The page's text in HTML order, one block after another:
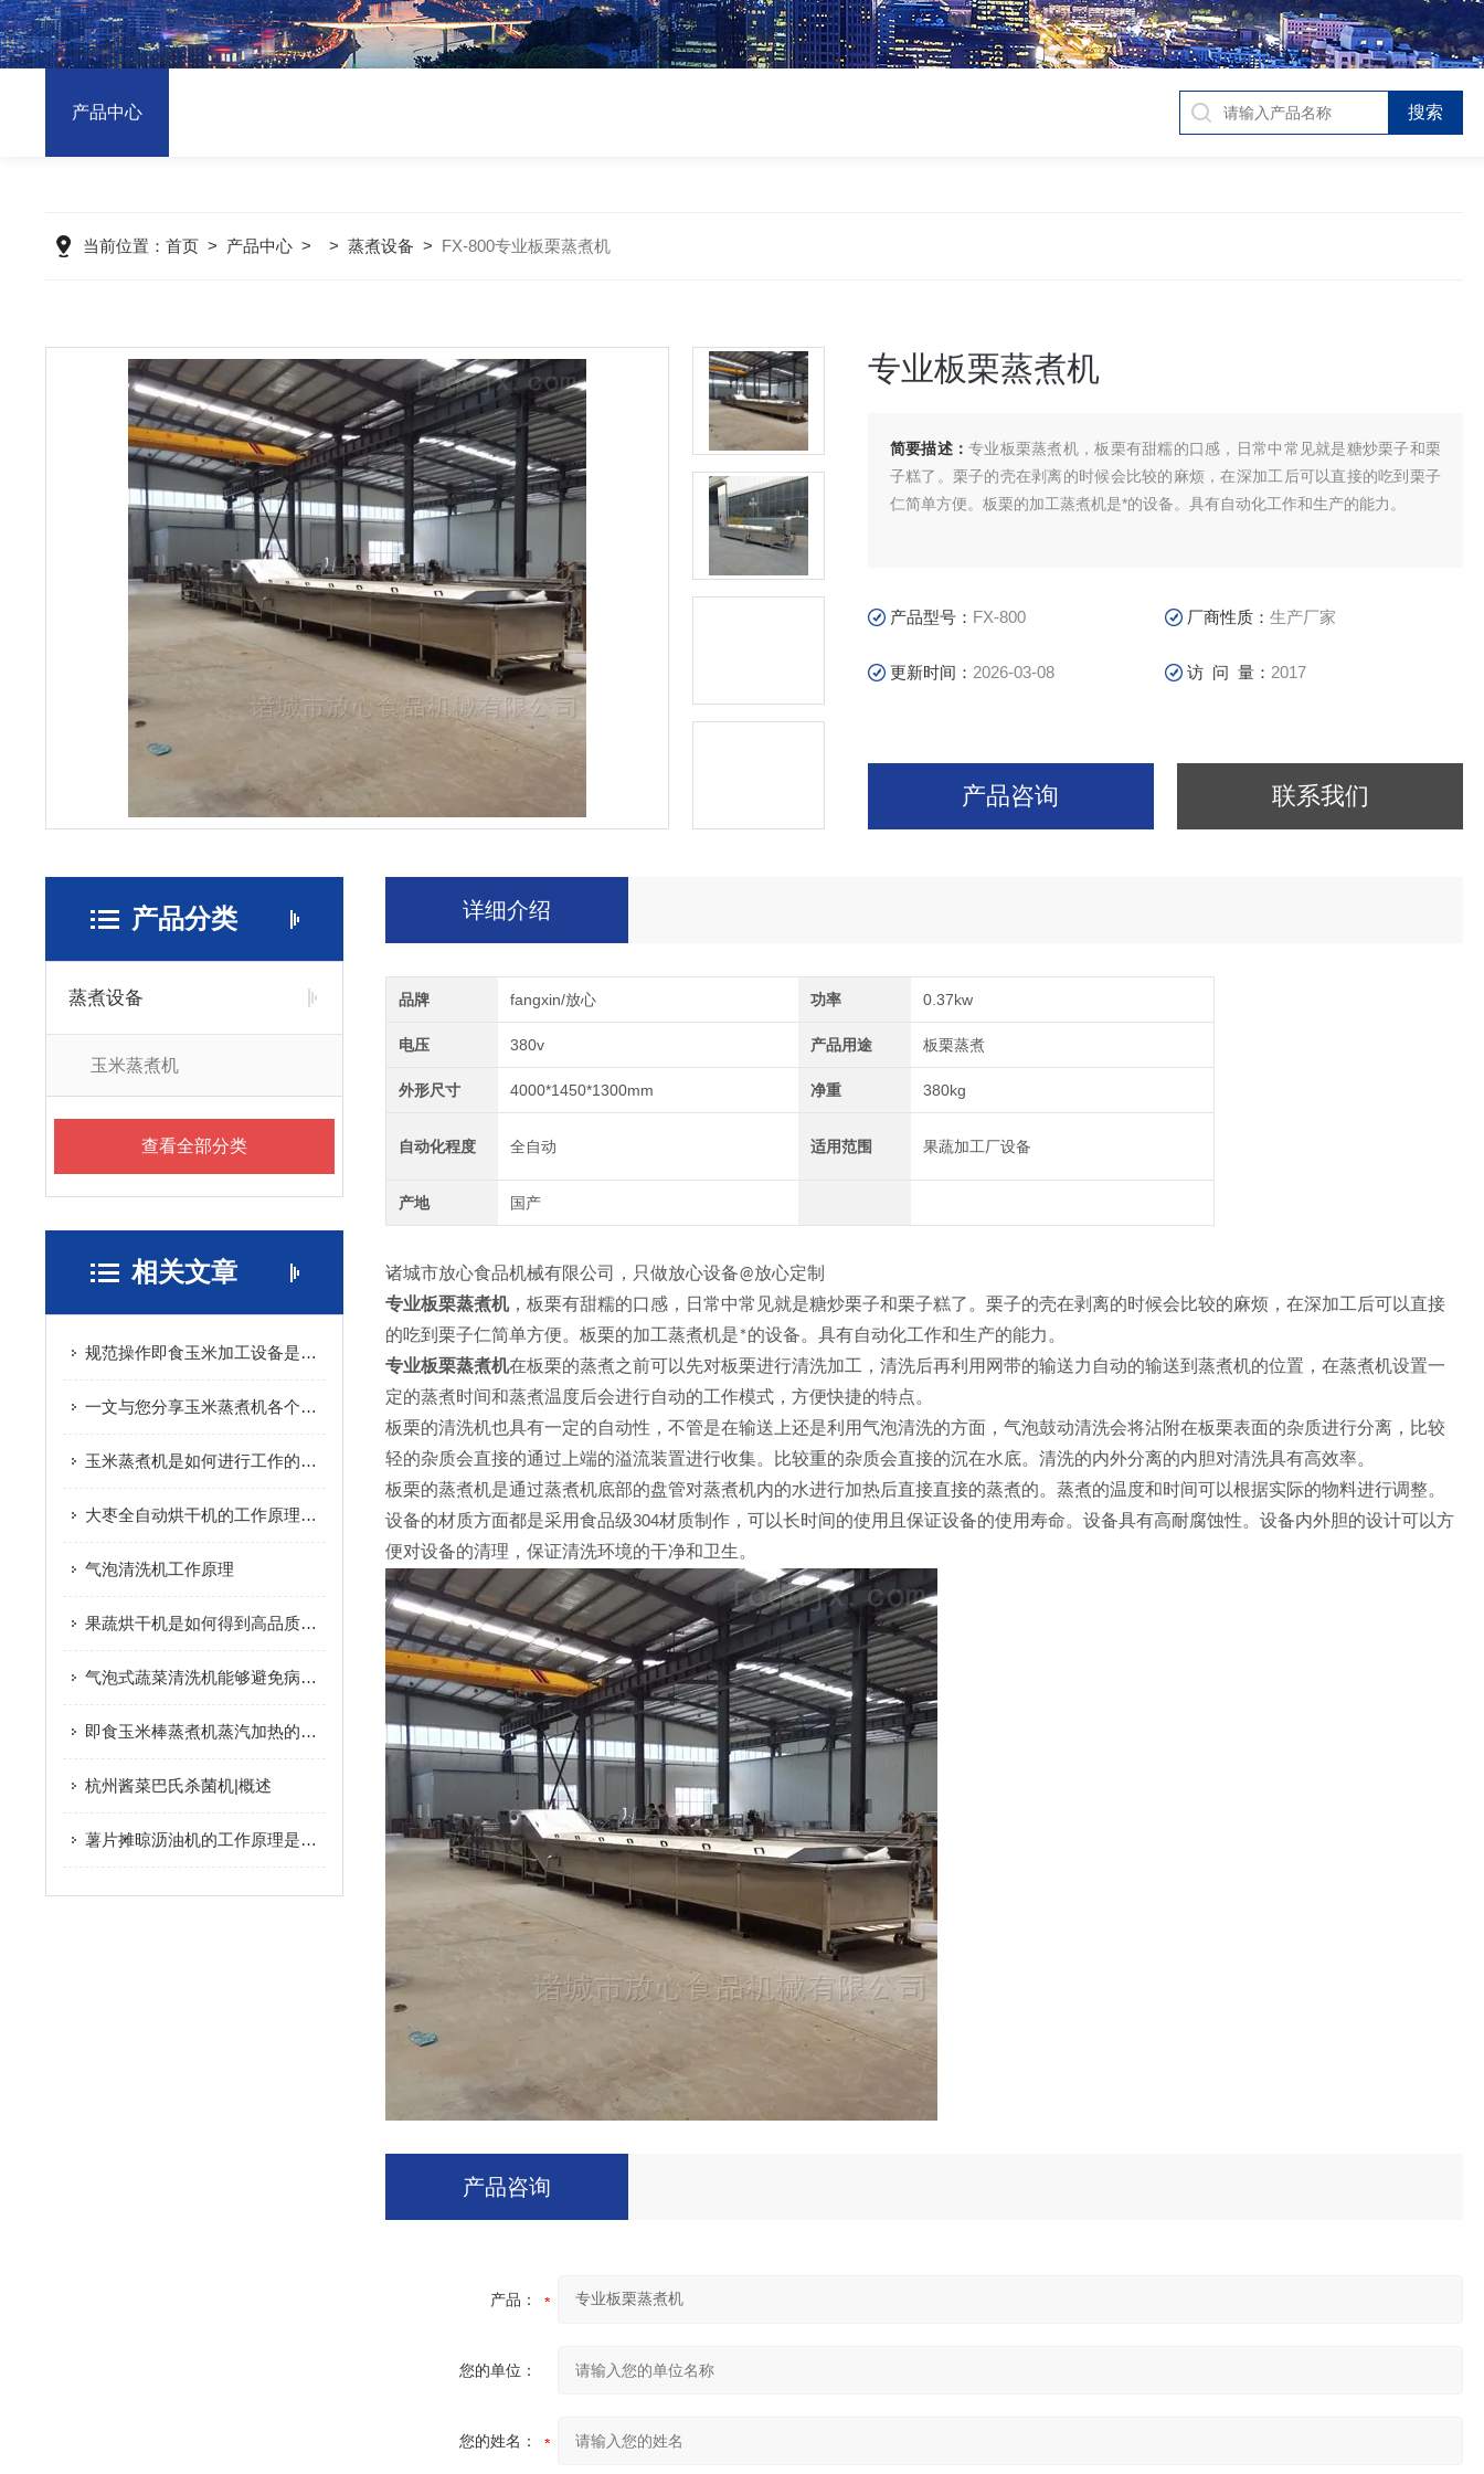
产品中心
当前位置： 首页> 产品中心> > 蒸煮设备 > FX-800专业板栗蒸煮机
专业板栗蒸煮机
简要描述：专业板栗蒸煮机，板栗有甜糯的口感，日常中常见就是糖炒栗子和栗
子糕了。栗子的壳在剥离的时候会比较的麻烦，在深加工后可以直接的吃到栗子
仁简单方便。板栗的加工蒸煮机是*的设备。具有自动化工作和生产的能力。
产品型号： FX-800 厂商性质：生产厂家
更新时间： 2026-03-08 访 问 量： 2017
产品咨询 联系我们
产品分类
蒸煮设备
玉米蒸煮机
查看全部分类
相关文章
规范操作即食玉米加工设备是保障产品加工质量与生产效率的关键
一文与您分享玉米蒸煮机各个组成部件所起到的作用
玉米蒸煮机是如何进行工作的您知道吗？
大枣全自动烘干机的工作原理及优点您了解吗？
气泡清洗机工作原理
果蔬烘干机是如何得到高品质脱水果蔬的呢？进来看
气泡式蔬菜清洗机能够避免病从口入
即食玉米棒蒸煮机蒸汽加热的方式是怎样的？
杭州酱菜巴氏杀菌机|概述
薯片摊晾沥油机的工作原理是什么
详细介绍
品牌 fangxin/放心 功率 0.37kw
电压 380v 产品用途 板栗蒸煮
外形尺寸 4000*1450*1300mm 净重 380kg
自动化程度 全自动 适用范围 果蔬加工厂设备
产地 国产
诸城市放心食品机械有限公司，只做放心设备@放心定制
专业板栗蒸煮机，板栗有甜糯的口感，日常中常见就是糖炒栗子和栗子糕了。栗子的壳在剥离的时候会比较的麻烦，在深加工后可以直接
的吃到栗子仁简单方便。板栗的加工蒸煮机是*的设备。具有自动化工作和生产的能力。
专业板栗蒸煮机在板栗的蒸煮之前可以先对板栗进行清洗加工，清洗后再利用网带的输送力自动的输送到蒸煮机的位置，在蒸煮机设置一
定的蒸煮时间和蒸煮温度后会进行自动的工作模式，方便快捷的特点。
板栗的清洗机也具有一定的自动性，不管是在输送上还是利用气泡清洗的方面，气泡鼓动清洗会将沾附在板栗表面的杂质进行分离，比较
轻的杂质会直接的通过上端的溢流装置进行收集。比较重的杂质会直接的沉在水底。清洗的内外分离的内胆对清洗具有高效率。
板栗的蒸煮机是通过蒸煮机底部的盘管对蒸煮机内的水进行加热后直接直接的蒸煮的。蒸煮的温度和时间可以根据实际的物料进行调整。
设备的材质方面都是采用食品级304材质制作，可以长时间的使用且保证设备的使用寿命。设备具有高耐腐蚀性。设备内外胆的设计可以方
便对设备的清理，保证清洗环境的干净和卫生。
产品咨询
产品：
您的单位：
您的姓名：